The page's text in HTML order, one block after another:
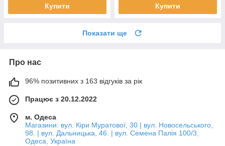
Купити Купити
Показати ще
Про нас
96% позитивних з 163 відгуків за рік
Працює з 20.12.2022
м. Одеса
Магазини: вул. Кіри Муратової, 30 | вул. Новосельського,
98. | вул. Дальницька, 46. | вул. Семена Палія 100/3,
Одеса, Україна